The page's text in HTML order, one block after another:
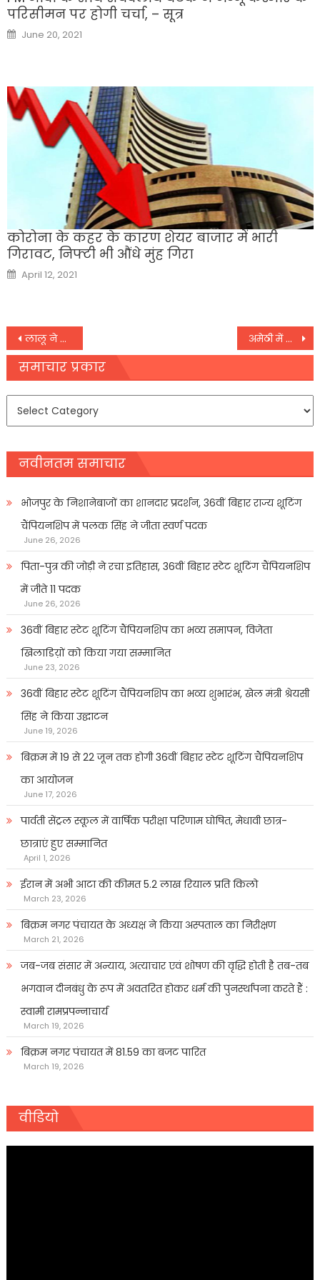
परिसीमन पर होगी चर्चा, – सूत्र
Posted
on
June 20, 2021
कोरोना के कहर के कारण शेयर बाजार में भारी
गिरावट, निफ्टी भी औंधे मुंह गिरा
Posted
on
April 12, 2021
Post
navigation
लालू ने एक अणे मार्ग पर की नीतीश से मुलाकात, 30 मिनट तक की बातचीत अमेठी में कांग्रेस नेता और पूर्व MLC दीपक सिंह पर FIR, स्मृति ईरानी को बताया था पाकिस्तानी
समाचार प्रकार
समाचार
नवीनतम समाचार
भोजपुर के निशानेबाजों का शानदार प्रदर्शन, 36वीं बिहार राज्य शूटिंग
चैंपियनशिप में पलक सिंह ने जीता स्वर्ण पदक
June 26, 2026
पिता-पुत्र की जोड़ी ने रचा इतिहास, 36वीं बिहार स्टेट शूटिंग चैंपियनशिप
में जीते 11 पदक
June 26, 2026
36वीं बिहार स्टेट शूटिंग चैंपियनशिप का भव्य समापन, विजेता
खिलाडिय़ों को किया गया सम्मानित
June 23, 2026
36वीं बिहार स्टेट शूटिंग चैंपियनशिप का भव्य शुभारंभ, खेल मंत्री श्रेयसी
सिंह ने किया उद्घाटन
June 19, 2026
बिक्रम में 19 से 22 जून तक होगी 36वीं बिहार स्टेट शूटिंग चैंपियनशिप
का आयोजन
June 17, 2026
पार्वती सेंट्रल स्कूल में वार्षिक परीक्षा परिणाम घोषित, मेधावी छात्र-
छात्राएं हुए सम्मानित
April 1, 2026
ईरान में अभी आटा की कीमत 5.2 लाख रियाल प्रति किलो
March 23, 2026
बिक्रम नगर पंचायत के अध्यक्ष ने किया अस्पताल का निरीक्षण
March 21, 2026
जब-जब संसार में अन्याय, अत्याचार एवं शोषण की वृद्धि होती है तब-तब
भगवान दीनबंधु के रूप में अवतरित होकर धर्म की पुनर्स्थापना करते हैं :
स्वामी रामप्रपन्नाचार्य
March 19, 2026
बिक्रम नगर पंचायत में 81.59 का बजट पारित
March 19, 2026
वीडियो